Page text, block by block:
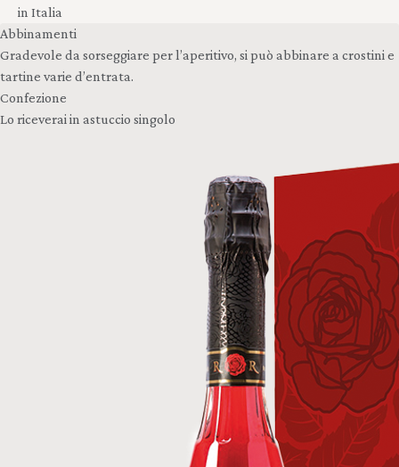
in Italia
Abbinamenti
Gradevole da sorseggiare per l’aperitivo, si può abbinare a crostini e
tartine varie d’entrata.
Confezione
Lo riceverai in astuccio singolo